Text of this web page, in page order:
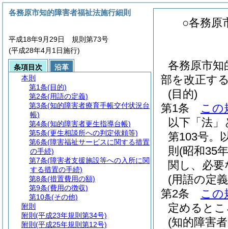
○各務原
各務原市知
部を改正す
(目的)
第1条
この
以下「法
第103号。
則 (昭和35
関し、必
(用語の定
第2条
この
定めると
(知的障害
各務原市知的障害者福祉法施行細則
平成18年9月29日 規則第73号
(平成28年4月1日施行)
条項目次
沿革
本則
第1条(目的)
第2条(用語の定義)
第3条(知的障害者療育手帳交付状況台
帳)
第4条(知的障害者更生指導台帳)
第5条(更生相談所への判定依頼等)
第6条(障害福祉サービスに関する措置
の手続)
第7条(障害者支援施設等への入所に関
する措置の手続)
第8条(措置費用の額)
第9条(費用の徴収)
第10条(その他)
附則
附則 (平成23年規則第34号)
附則 (平成25年規則第12号)